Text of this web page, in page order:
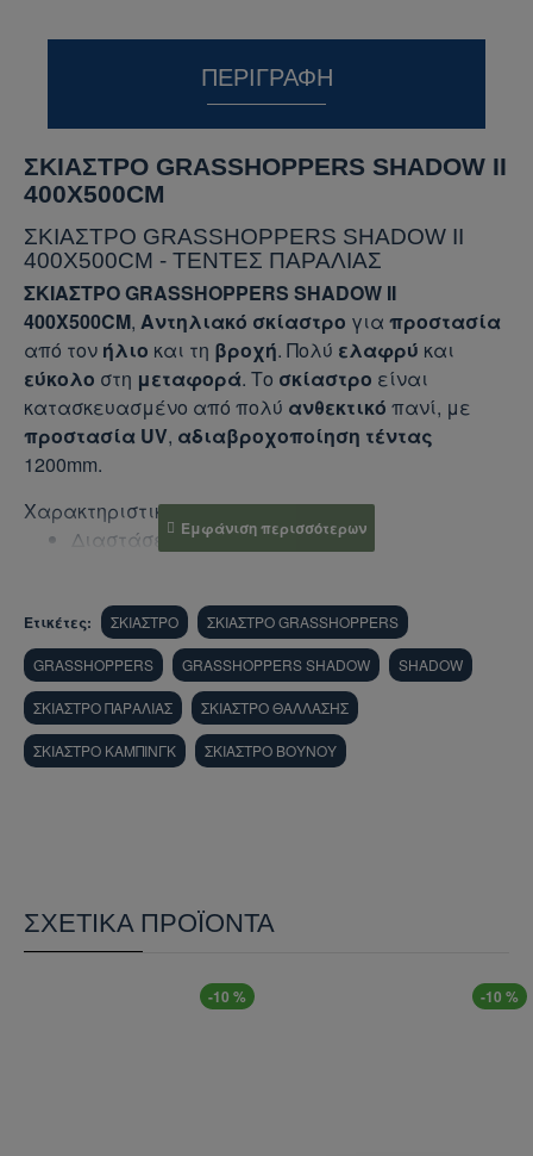
ΠΕΡΙΓΡΑΦΉ
ΣΚΙΑΣΤΡΟ GRASSHOPPERS SHADOW II
400X500CM
ΣΚΙΑΣΤΡΟ GRASSHOPPERS SHADOW II
400X500CM - ΤΕΝΤΕΣ ΠΑΡΑΛΙΑΣ
ΣΚΙΑΣΤΡΟ GRASSHOPPERS SHADOW II
400X500CM, Αντηλιακό σκίαστρο για προστασία
από τον ήλιο και τη βροχή. Πολύ ελαφρύ και
εύκολο στη μεταφορά. Το σκίαστρο είναι
κατασκευασμένο από πολύ ανθεκτικό πανί, με
προστασία UV, αδιαβροχοποίηση τέντας
1200mm.
ΧαρακτηριστικάΣκίαστρου:
Διαστάσεις: 400 x 500 cm
Ορθοστάτες: 2 από ανοξείδωτο ατσάλι,
Ø19mm, ύψος 190cm
Με 8 ενισχυμένους μεταλλικούς δακτυλίους
Προστασία UV+30
Χρώμα: Silver - Μπλε
Ετικέτες: ΣΚΙΑΣΤΡΟ ΣΚΙΑΣΤΡΟ GRASSHOPPERS
GRASSHOPPERS GRASSHOPPERS SHADOW SHADOW
ΣΚΙΑΣΤΡΟ ΠΑΡΑΛΙΑΣ ΣΚΙΑΣΤΡΟ ΘΑΛΛΑΣΗΣ
ΣΚΙΑΣΤΡΟ ΚΑΜΠΙΝΓΚ ΣΚΙΑΣΤΡΟ ΒΟΥΝΟΥ
ΣΧΕΤΙΚΆ ΠΡΟΪΌΝΤΑ
-10 % -10 %